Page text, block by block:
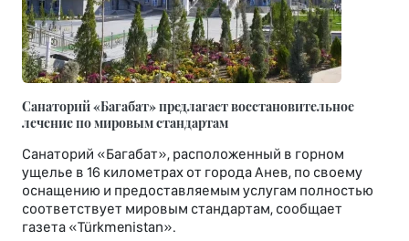
Санаторий «Багабат» предлагает восстановительное
лечение по мировым стандартам
Санаторий «Багабат», расположенный в горном
ущелье в 16 километрах от города Анев, по своему
оснащению и предоставляемым услугам полностью
соответствует мировым стандартам, сообщает
газета «Türkmenistan».